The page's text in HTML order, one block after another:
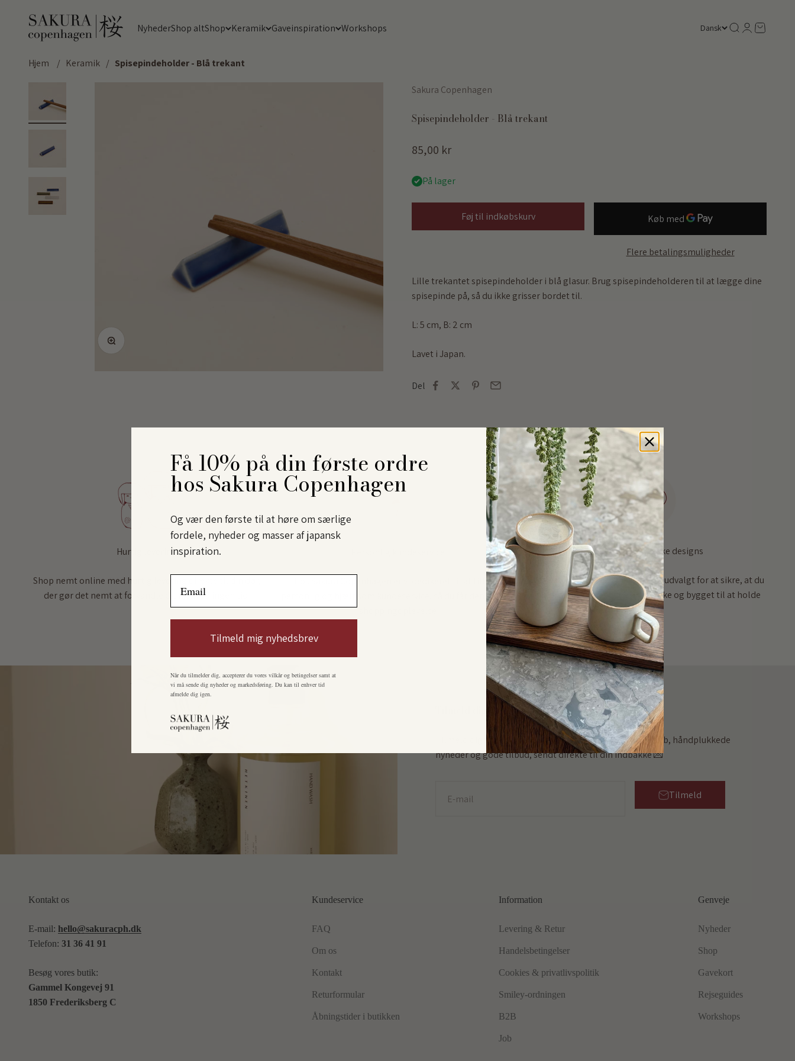
NyhederShop altShop Keramik Gaveinspiration Workshops
Sakura Copenhagen
Dansk Søg Log ind
Kurv
Hjem / Keramik / Spisepindeholder - Blå trekant
Zoom
Sakura Copenhagen
Spisepindeholder - Blå trekant
Salgspris
85,00 kr
På lager
Føj til indkøbskurv
Flere betalingsmuligheder
Lille trekantet spisepindeholder i blå glasur. Brug spisepindeholderen til at lægge dine
spisepinde på, så du ikke grisser bordet til.
L: 5 cm, B: 2 cm
Lavet i Japan.
Del
Hurtig levering
Shop nemt online med hurtig levering direkte til din dør,
der gør det nemt at forvandle dit hjem på ingen tid.
Hos Sakura Copenhagen er vi dedikeret til at tilbyde
personlig og hjælpsom kundeservice, så du får den bedste
Høj kvalitet, unikke designs
Vores sortiment er omhyggeligt udvalgt for at sikre, at du
får produkter, der både er smukke og bygget til at holde
Tilmeld dig vores nyhedsbrev
Tilmeld dig vores nyhedsbreve og få 10% på dit første køb, håndplukkede
nyheder og gode tilbud, sendt direkte til din indbakke 💌
E-mail Tilmeld
Kontakt os
E-mail: hello@sakuracph.dk
Telefon: 31 36 41 91
Besøg vores butik:
Gammel Kongevej 91
1850 Frederiksberg C
Kundeservice
FAQ
Om os
Kontakt
Returformular
Åbningstider i butikken
Information
Levering & Retur
Handelsbetingelser
Cookies & privatlivspolitik
Smiley-ordningen
B2B
Job
Genveje
Nyheder
Shop
Gavekort
Rejseguides
Workshops
Få 10% på din første ordre
hos Sakura Copenhagen
Og vær den første til at høre om særlige
fordele, nyheder og masser af japansk
inspiration.
Tilmeld mig nyhedsbrev
Når du tilmelder dig, accepterer du vores vilkår og betingelser samt at
vi må sende dig nyheder og markedsføring. Du kan til enhver tid
afmelde dig igen.